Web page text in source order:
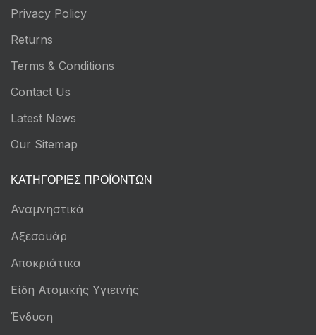
Privacy Policy
Returns
Terms & Conditions
Contact Us
Latest News
Our Sitemap
ΚΑΤΗΓΟΡΊΕΣ ΠΡΟΪΌΝΤΩΝ
Αναμνηστικά
Αξεσουάρ
Αποκριάτικα
Είδη Ατομικής Υγιεινής
Ένδυση